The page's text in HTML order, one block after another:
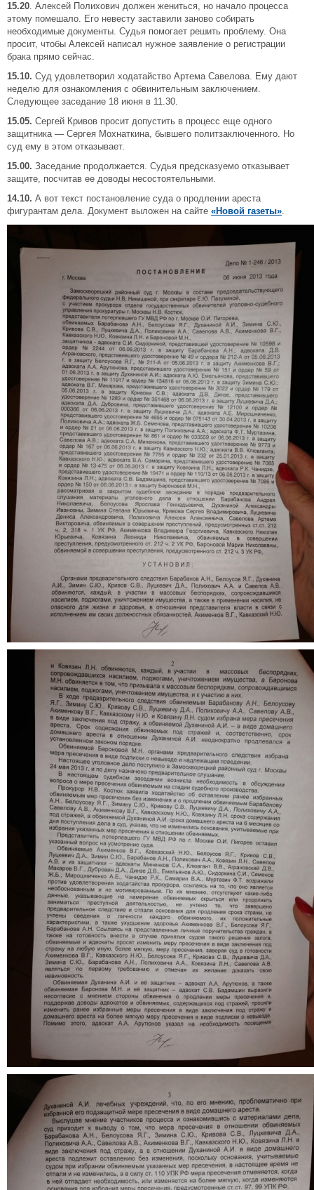
15.20. Алексей Полихович должен жениться, но начало процесса
этому помешало. Его невесту заставили заново собирать
необходимые документы. Судья помогает решить проблему. Она
просит, чтобы Алексей написал нужное заявление о регистрации
брака прямо сейчас.
15.10. Суд удовлетворил ходатайство Артема Савелова. Ему дают
неделю для ознакомления с обвинительным заключением.
Следующее заседание 18 июня в 11.30.
15.05. Сергей Кривов просит допустить в процесс еще одного
защитника — Сергея Мохнаткина, бывшего политзаключенного. Но
суд ему в этом отказывает.
15.00. Заседание продолжается. Судья предсказуемо отказывает
защите, посчитав ее доводы несостоятельными.
14.10. А вот текст постановление суда о продлении ареста
фигурантам дела. Документ выложен на сайте «Новой газеты».